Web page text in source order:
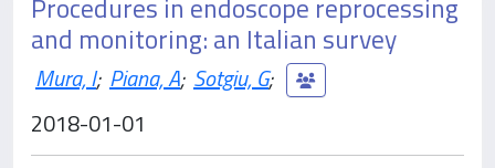
and monitoring: an Italian survey
Mura, I; Piana, A; Sotgiu, G;
2018-01-01